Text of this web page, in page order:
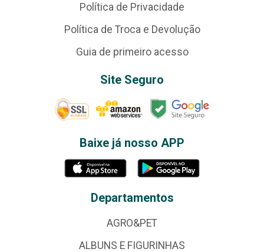
Política de Privacidade
Política de Troca e Devolução
Guia de primeiro acesso
Site Seguro
Baixe já nosso APP
Departamentos
AGRO&PET
ALBUNS E FIGURINHAS